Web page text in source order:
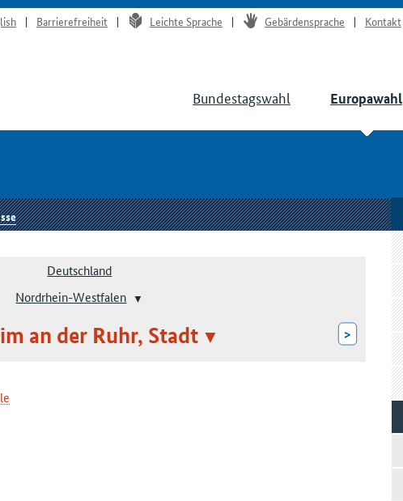
Barrierefreiheit Leichte Sprache Gebärdensprache Kontakt
Bundestagswahl Europawahl
Deutschland
Nordrhein-Westfalen
an der Ruhr, Stadt >